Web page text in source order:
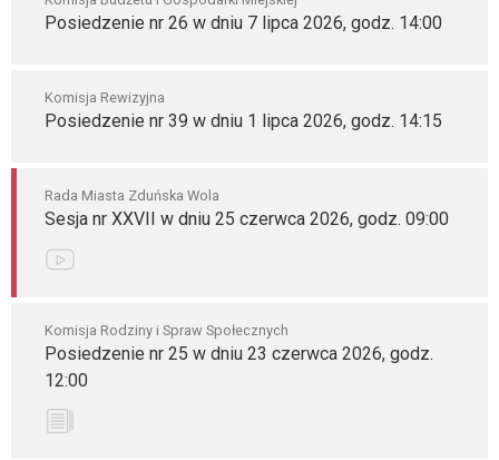
Posiedzenie nr 26 w dniu 7 lipca 2026, godz. 14:00
Komisja Rewizyjna
Posiedzenie nr 39 w dniu 1 lipca 2026, godz. 14:15
Rada Miasta Zduńska Wola
Sesja nr XXVII w dniu 25 czerwca 2026, godz. 09:00
Komisja Rodziny i Spraw Społecznych
Posiedzenie nr 25 w dniu 23 czerwca 2026, godz.
12:00